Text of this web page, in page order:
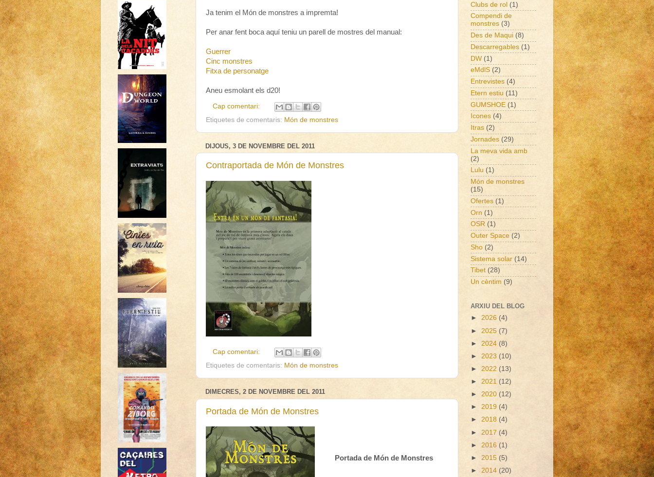
Ja tenim el Món de monstres a impremta!
Per anar fent boca aquí teniu un parell de mostres del manual:
Guerrer
Cinc monstres
Fitxa de personatge
Aneu esmolant els d20!
Cap comentari:
Etiquetes de comentaris: Món de monstres
DIJOUS, 3 DE NOVEMBRE DEL 2011
Contraportada de Món de Monstres
Cap comentari:
Etiquetes de comentaris: Món de monstres
DIMECRES, 2 DE NOVEMBRE DEL 2011
Portada de Món de Monstres
Portada de Món de Monstres
Clubs de rol (1)
Compendi de
monstres (3)
Des de Maqui (8)
Descarregables (1)
DW (1)
eMdlS (2)
Entrevistes (4)
Etern estiu (11)
GUMSHOE (1)
Icones (4)
Itras (2)
Jornades (29)
La meva vida amb
(2)
Lulu (1)
Món de monstres
(15)
Ofertes (1)
Orn (1)
OSR (1)
Outer Space (2)
Sho (2)
Sistema solar (14)
Tibet (28)
Un cèntim (9)
ARXIU DEL BLOG
► 2026 (4)
► 2025 (7)
► 2024 (8)
► 2023 (10)
► 2022 (13)
► 2021 (12)
► 2020 (12)
► 2019 (4)
► 2018 (4)
► 2017 (4)
► 2016 (1)
► 2015 (5)
► 2014 (20)